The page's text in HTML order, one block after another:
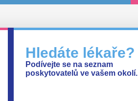
Hledáte lékaře?
Podívejte se na seznam
poskytovatelů ve vašem okolí.